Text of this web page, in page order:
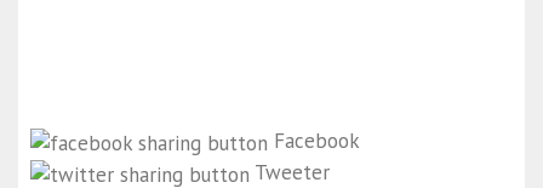
Facebook
Tweeter